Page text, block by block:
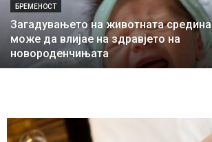
БРЕМЕНОСТ
Загадувањето на животната средина
може да влијае на здравјето на
новороденчињата